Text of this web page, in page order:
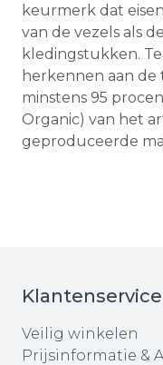
keurmerk dat
van de vezels als
kledingstukken.
herkennen aan
minstens 95
Organic) van het
geproduceerde
Klantenservice
Veilig winkelen
Prijsinformatie &